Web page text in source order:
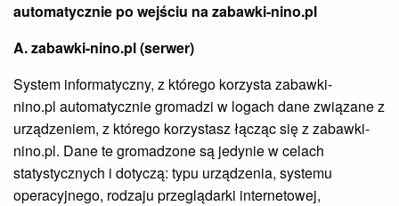
automatycznie po wejściu na zabawki-nino.pl
A. zabawki-nino.pl (serwer)
System informatyczny, z którego korzysta zabawki-
nino.pl automatycznie gromadzi w logach dane związane z
urządzeniem, z którego korzystasz łącząc się z zabawki-
nino.pl. Dane te gromadzone są jedynie w celach
statystycznych i dotyczą: typu urządzenia, systemu
operacyjnego, rodzaju przeglądarki internetowej,